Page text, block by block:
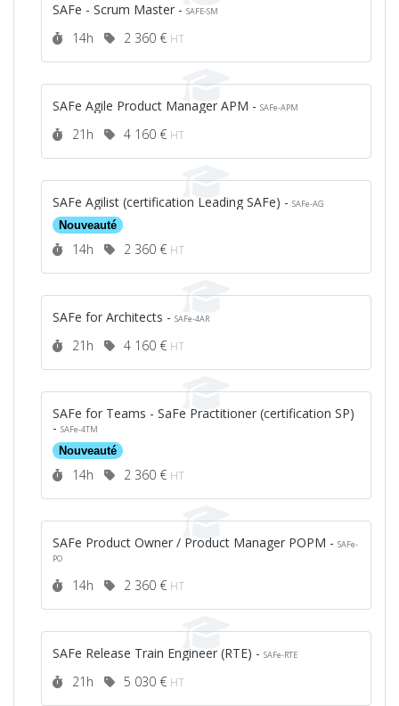
SAFe - Scrum Master - SAFE-SM
Durée :
14h Prix :
2 360 € HT
SAFe Agile Product Manager APM - SAFe-APM
Durée :
21h Prix :
4 160 € HT
SAFe Agilist (certification Leading SAFe) - SAFe-AG
Nouveauté
Durée :
14h Prix :
2 360 € HT
SAFe for Architects - SAFe-4AR
Durée :
21h Prix :
4 160 € HT
SAFe for Teams - SaFe Practitioner (certification SP)
- SAFe-4TM
Nouveauté
Durée :
14h Prix :
2 360 € HT
SAFe Product Owner / Product Manager POPM - SAFe-
PO
Durée :
14h Prix :
2 360 € HT
SAFe Release Train Engineer (RTE) - SAFe-RTE
Durée :
21h Prix :
5 030 € HT